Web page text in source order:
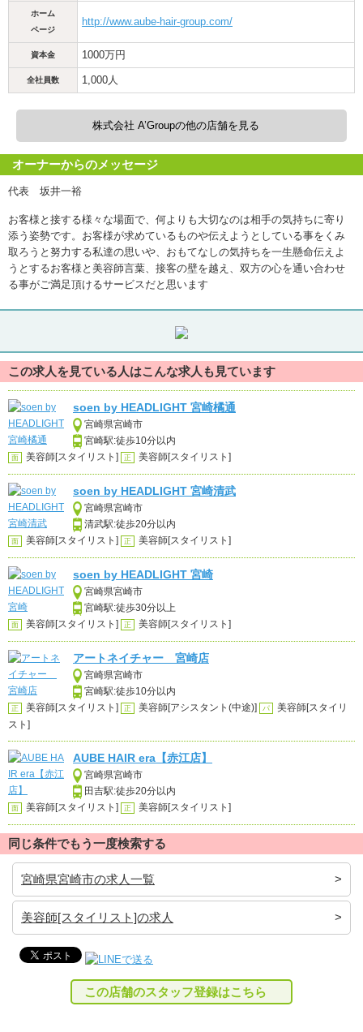
ホーム
ページ
http://www.aube-hair-group.com/
資本金 1000万円
全社員数 1,000人
株式会社 A’Groupの他の店舗を見る
オーナーからのメッセージ
代表 坂井一裕
お客様と接する様々な場面で、何よりも大切なのは相手の気持ちに寄り
添う姿勢です。お客様が求めているものや伝えようとしている事をくみ
取ろうと努力する私達の思いや、おもてなしの気持ちを一生懸命伝えよ
うとするお客様と美容師言葉、接客の壁を越え、双方の心を通い合わせ
る事がご満足頂けるサービスだと思います
この求人を見ている人はこんな求人も見ています
soen by HEADLIGHT 宮崎橘通
宮崎県宮崎市
宮崎駅:徒歩10分以内
面 美容師[スタイリスト] 正 美容師[スタイリスト]
soen by HEADLIGHT 宮崎清武
宮崎県宮崎市
清武駅:徒歩20分以内
面 美容師[スタイリスト] 正 美容師[スタイリスト]
soen by HEADLIGHT 宮崎
宮崎県宮崎市
宮崎駅:徒歩30分以上
面 美容師[スタイリスト] 正 美容師[スタイリスト]
アートネイチャー 宮崎店
宮崎県宮崎市
宮崎駅:徒歩10分以内
正 美容師[スタイリスト] 正 美容師[アシスタント(中途)] パ
美容師[スタイリ
スト]
AUBE HAIR era【赤江店】
宮崎県宮崎市
田吉駅:徒歩20分以内
面 美容師[スタイリスト] 正 美容師[スタイリスト]
同じ条件でもう一度検索する
宮崎県宮崎市の求人一覧
美容師[スタイリスト]の求人
この店舗のスタッフ登録はこちら